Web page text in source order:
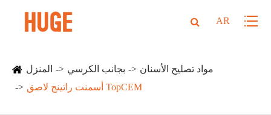
AR
المنزل بجانب الكرسي
مواد تصليح الأسنان
أسمنت راتينج لاصق TopCEM